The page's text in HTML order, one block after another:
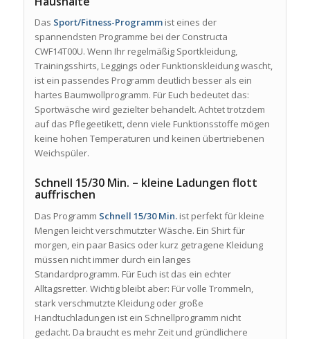
Das Sport/Fitness-Programmist eines der
spannendsten Programme bei der Constructa
CWF14T00U. Wenn Ihr regelmäßig Sportkleidung,
Trainingsshirts, Leggings oder Funktionskleidung wascht,
ist ein passendes Programm deutlich besser als ein
hartes Baumwollprogramm. Für Euch bedeutet das:
Sportwäsche wird gezielter behandelt. Achtet trotzdem
auf das Pflegeetikett, denn viele Funktionsstoffe mögen
keine hohen Temperaturen und keinen übertriebenen
Weichspüler.
Schnell 15/30 Min. – kleine Ladungen flott
auffrischen
Das Programm Schnell 15/30 Min.ist perfekt für kleine
Mengen leicht verschmutzter Wäsche. Ein Shirt für
morgen, ein paar Basics oder kurz getragene Kleidung
müssen nicht immer durch ein langes
Standardprogramm. Für Euch ist das ein echter
Alltagsretter. Wichtig bleibt aber: Für volle Trommeln,
stark verschmutzte Kleidung oder große
Handtuchladungen ist ein Schnellprogramm nicht
gedacht. Da braucht es mehr Zeit und gründlichere